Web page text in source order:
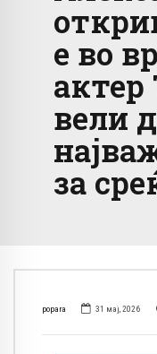
е во
актер
вели
за
popara 31 мај, 2026